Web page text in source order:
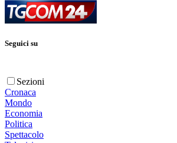
Seguici su
Sezioni
Cronaca
Mondo
Economia
Politica
Spettacolo